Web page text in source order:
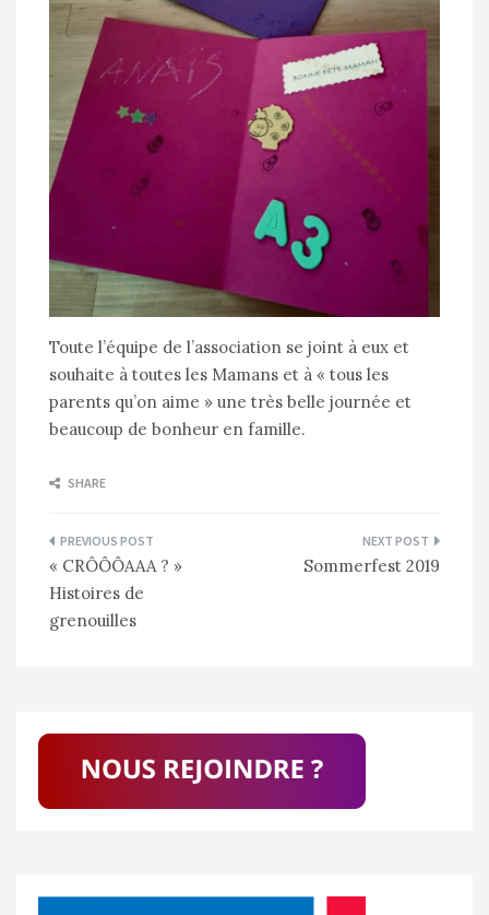
Toute l’équipe de l’association se joint à eux et
souhaite à toutes les Mamans et à « tous les
parents qu’on aime » une très belle journée et
beaucoup de bonheur en famille.
SHARE
Navigation
de
l’article
« CRÔÔÔAAA ? »
Histoires de
grenouilles
Sommerfest 2019